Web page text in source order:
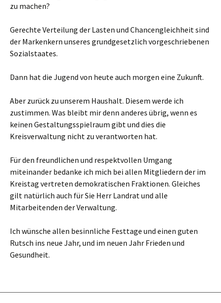
zu machen?
Gerechte Verteilung der Lasten und Chancengleichheit sind
der Markenkern unseres grundgesetzlich vorgeschriebenen
Sozialstaates.
Dann hat die Jugend von heute auch morgen eine Zukunft.
Aber zurück zu unserem Haushalt. Diesem werde ich
zustimmen. Was bleibt mir denn anderes übrig, wenn es
keinen Gestaltungsspielraum gibt und dies die
Kreisverwaltung nicht zu verantworten hat.
Für den freundlichen und respektvollen Umgang
miteinander bedanke ich mich bei allen Mitgliedern der im
Kreistag vertreten demokratischen Fraktionen. Gleiches
gilt natürlich auch für Sie Herr Landrat und alle
Mitarbeitenden der Verwaltung.
Ich wünsche allen besinnliche Festtage und einen guten
Rutsch ins neue Jahr, und im neuen Jahr Frieden und
Gesundheit.